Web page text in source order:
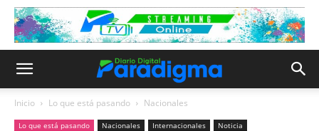
Inicio Lo que está pasando Nacionales
Lo que está pasando Nacionales Internacionales Noticia